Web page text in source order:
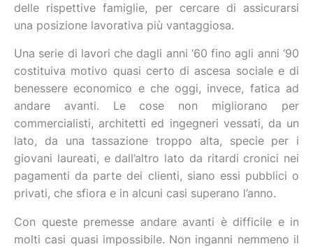
delle rispettive famiglie, per cercare di assicurarsi
una posizione lavorativa più vantaggiosa.
Una serie di lavori che dagli anni ‘60 fino agli anni ‘90
costituiva motivo quasi certo di ascesa sociale e di
benessere economico e che oggi, invece, fatica ad
andare avanti. Le cose non migliorano per
commercialisti, architetti ed ingegneri vessati, da un
lato, da una tassazione troppo alta, specie per i
giovani laureati, e dall’altro lato da ritardi cronici nei
pagamenti da parte dei clienti, siano essi pubblici o
privati, che sfiora e in alcuni casi superano l’anno.
Con queste premesse andare avanti è difficile e in
molti casi quasi impossibile. Non inganni nemmeno il